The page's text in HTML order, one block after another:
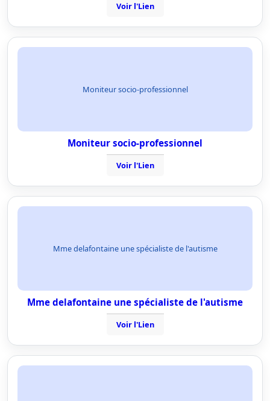
Voir l'Lien
Moniteur socio-professionnel
Moniteur socio-professionnel
Voir l'Lien
Mme delafontaine une spécialiste de l'autisme
Mme delafontaine une spécialiste de l'autisme
Voir l'Lien